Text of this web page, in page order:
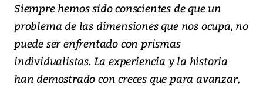
Siempre hemos sido conscientes de que un
problema de las dimensiones que nos ocupa, no
puede ser enfrentado con prismas
individualistas. La experiencia y la historia
han demostrado con creces que para avanzar,